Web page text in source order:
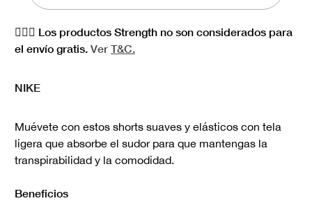
🏋🏻‍♀️ Los productos Strength no son considerados para
el envío gratis. Ver T&C.
NIKE
Muévete con estos shorts suaves y elásticos con tela
ligera que absorbe el sudor para que mantengas la
transpirabilidad y la comodidad.
Beneficios